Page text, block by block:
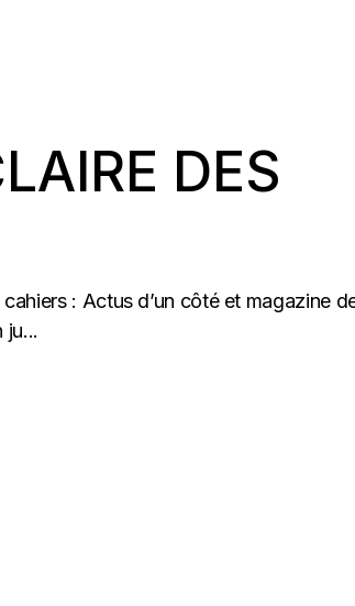
DES
: Actus d’un côté et magazine
ju...